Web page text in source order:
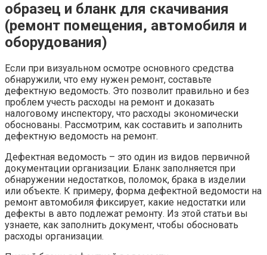
образец и бланк для скачивания
(ремонт помещения, автомобиля и
оборудования)
Если при визуальном осмотре основного средства
обнаружили, что ему нужен ремонт, составьте
дефектную ведомость. Это позволит правильно и без
проблем учесть расходы на ремонт и доказать
налоговому инспектору, что расходы экономически
обоснованы. Рассмотрим, как составить и заполнить
дефектную ведомость на ремонт.
Дефектная ведомость – это один из видов первичной
документации организации. Бланк заполняется при
обнаружении недостатков, поломок, брака в изделии
или объекте. К примеру, форма дефектной ведомости на
ремонт автомобиля фиксирует, какие недостатки или
дефекты в авто подлежат ремонту. Из этой статьи вы
узнаете, как заполнить документ, чтобы обосновать
расходы организации.